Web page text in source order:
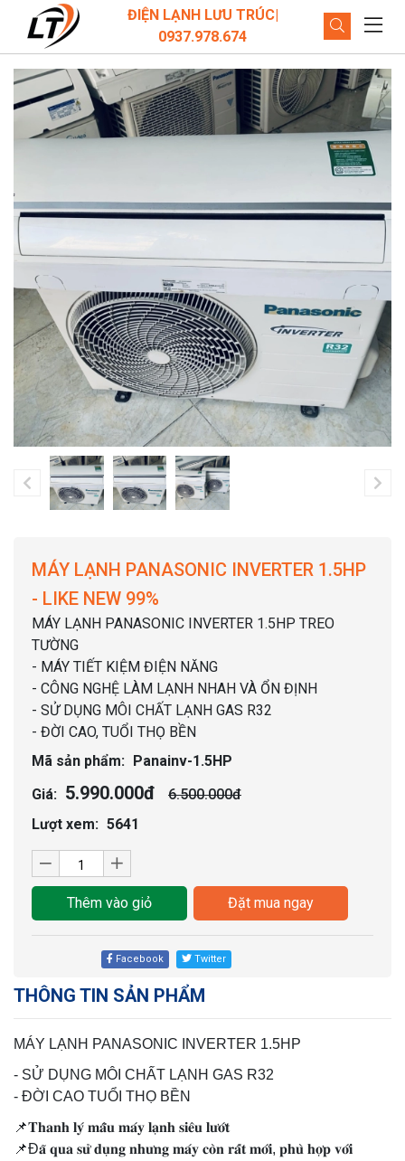
ĐIỆN LẠNH LƯU TRÚC|
0937.978.674
MÁY LẠNH PANASONIC INVERTER 1.5HP
- LIKE NEW 99%
MÁY LẠNH PANASONIC INVERTER 1.5HP TREO
TƯỜNG
- MÁY TIẾT KIỆM ĐIỆN NĂNG
- CÔNG NGHỆ LÀM LẠNH NHAH VÀ ỔN ĐỊNH
- SỬ DỤNG MÔI CHẤT LẠNH GAS R32
- ĐỜI CAO, TUỔI THỌ BỀN
Mã sản phẩm: Panainv-1.5HP
Giá: 5.990.000đ
6.500.000đ
Lượt xem: 5641
Thêm vào giỏ Đặt mua ngay
Facebook Twitter
THÔNG TIN SẢN PHẨM
MÁY LẠNH PANASONIC INVERTER 1.5HP
- SỬ DỤNG MÔI CHẤT LẠNH GAS R32
- ĐỜI CAO TUỔI THỌ BỀN
📌𝐓𝐡𝐚𝐧𝐡 𝐥𝐲́ 𝐦𝐚̂̃𝐮 𝐦𝐚́𝐲 𝐥𝐚̣𝐧𝐡 𝐬𝐢𝐞̂𝐮 𝐥𝐮̛𝐨̛́𝐭
📌Đ𝐚̃ 𝐪𝐮𝐚 𝐬𝐮̛̉ 𝐝𝐮̣𝐧𝐠 𝐧𝐡𝐮̛𝐧𝐠 𝐦𝐚́𝐲 𝐜𝐨̀𝐧 𝐫𝐚̂́𝐭 𝐦𝐨̛́𝐢, 𝐩𝐡𝐮̀ 𝐡𝐨̛̣𝐩 𝐯𝐨̛́𝐢